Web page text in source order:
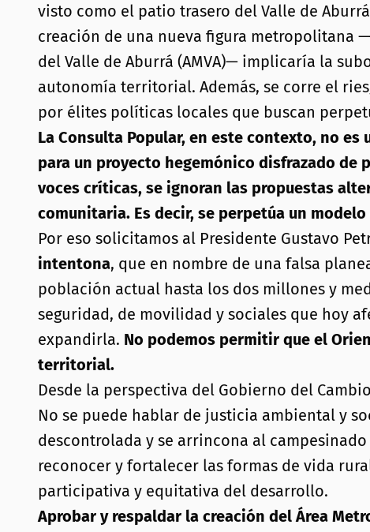
visto como el patio trasero del Valle de
creación de una nueva figura metropolitana
del Valle de Aburrá (AMVA)— implicaría la
autonomía territorial. Además, se corre el
por élites políticas locales que buscan
La Consulta Popular, en este contexto, no
para un proyecto hegemónico disfrazado
voces críticas, se ignoran las propuestas
comunitaria. Es decir, se perpetúa un
Por eso solicitamos al Presidente Gustavo
intentona, que en nombre de una falsa
población actual hasta los dos millones y
seguridad, de movilidad y sociales que hoy
expandirla. No podemos permitir que el
territorial.
Desde la perspectiva del Gobierno del
No se puede hablar de justicia ambiental y
descontrolada y se arrincona al
reconocer y fortalecer las formas de vida
participativa y equitativa del desarrollo.
Aprobar y respaldar la creación del Área